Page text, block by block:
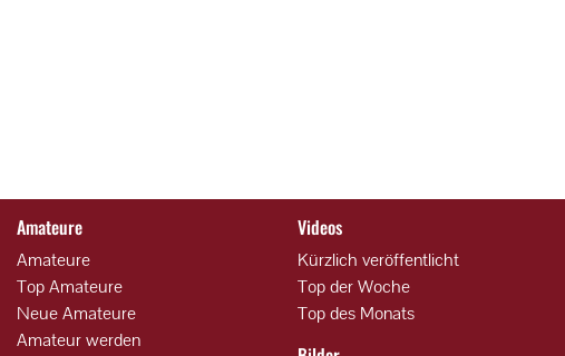
Amateure
Amateure
Top Amateure
Neue Amateure
Amateur werden
Videos
Kürzlich veröffentlicht
Top der Woche
Top des Monats